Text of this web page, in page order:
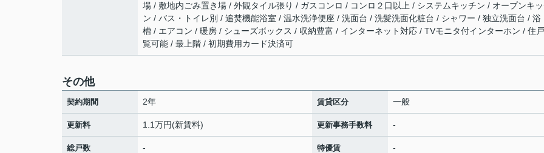
場 / 敷地内ごみ置き場 / 外観タイル張り / ガスコンロ / コンロ２口以上 / システムキッチン / オープンキ
ン / バス・トイレ別 / 追焚機能浴室 / 温水洗浄便座 / 洗面台 / 洗髪洗面化粧台 / シャワー / 独立洗面台 / 浴
槽 / エアコン / 暖房 / シューズボックス / 収納豊富 / インターネット対応 / TVモニタ付インターホン / 住
覧可能 / 最上階 / 初期費用カード決済可
その他
契約期間 2年 賃貸区分 一般
更新料 1.1万円(新賃料) 更新事務手数料 -
総戸数 - 特優賃 -